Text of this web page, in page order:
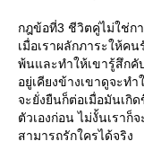
กฎข้อที่3 ชีวิตคู่ไม่ใช่ก
เมื่อเราผลักภาระให้ค
พ้นและทำให้เขารู้สึก
อยู่เคียงข้างเขาดูจะท
จะยั่งยืนก็ต่อเมื่อมันเกิ
ตัวเองก่อน ไม่งั้นเราก็
สามารถรักใครได้จริง